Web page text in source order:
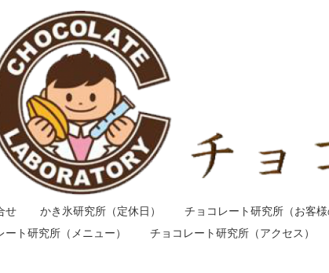
せ かき氷研究所（定休日） チョコレート研究所（お客様
ート研究所（メニュー）
チョコレート研究所（アクセス）